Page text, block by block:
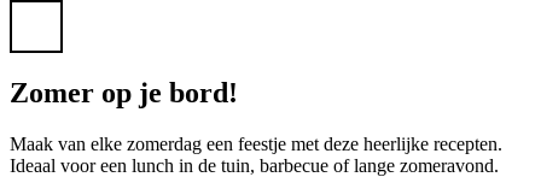
Zomer op je bord!
Maak van elke zomerdag een feestje met deze heerlijke recepten.
Ideaal voor een lunch in de tuin, barbecue of lange zomeravond.